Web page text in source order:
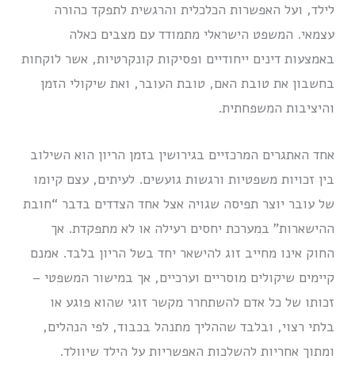
לילד, ועל האפשרות הכלכלית והרגשית לתפקד כהורה
עצמאי. המשפט הישראלי מתמודד עם מצבים כאלה
באמצעות דינים ייחודיים ופסיקות קונקרטיות, אשר לוקחות
בחשבון את טובת האם, טובת העובר, ואת שיקולי הזמן
והיציבות המשפחתית.
אחד האתגרים המרכזיים בגירושין בזמן הריון הוא השילוב
בין זכויות משפטיות ורגשות גועשים. לעיתים, עצם קיומו
של עובר יוצר תפיסה שגויה אצל אחד הצדדים בדבר “חובת
ההישארות” במערכת יחסים רעילה או לא מתפקדת. אך
החוק אינו מחייב זוג להישאר יחד בשל הריון בלבד. אמנם
קיימים שיקולים מוסריים וערכיים, אך במישור המשפטי –
זכותו של כל אדם להשתחרר מקשר זוגי שהוא פוגע או
בלתי רצוי, ובלבד שההליך מתנהל בכבוד, לפי הנהלים,
ומתוך אחריות להשלכות האפשריות על הילד שיוולד.